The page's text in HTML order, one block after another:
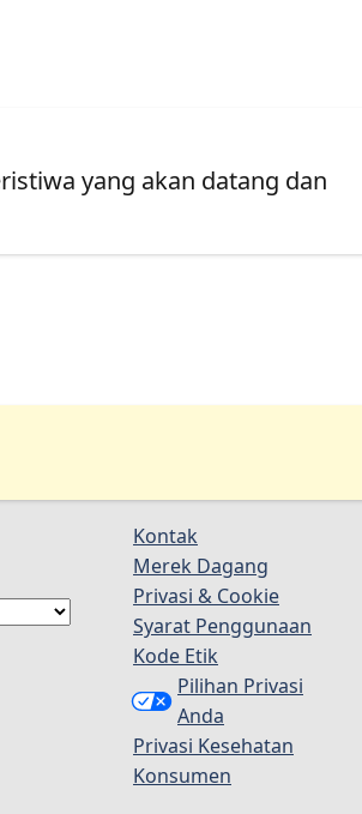
yang akan datang dan
Kontak
Merek Dagang
Privasi & Cookie
Syarat Penggunaan
Kode Etik
Pilihan Privasi
Anda
Privasi Kesehatan
Konsumen